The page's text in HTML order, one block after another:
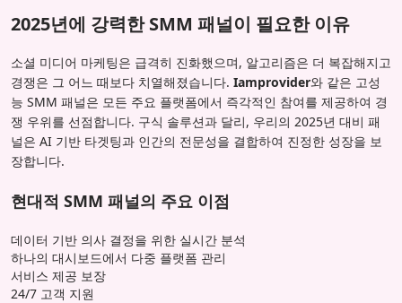
2025년에 강력한 SMM 패널이 필요한 이유
소셜 미디어 마케팅은 급격히 진화했으며, 알고리즘은 더 복잡해지고
경쟁은 그 어느 때보다 치열해졌습니다. Iamprovider와 같은 고성
능 SMM 패널은 모든 주요 플랫폼에서 즉각적인 참여를 제공하여 경
쟁 우위를 선점합니다. 구식 솔루션과 달리, 우리의 2025년 대비 패
널은 AI 기반 타겟팅과 인간의 전문성을 결합하여 진정한 성장을 보
장합니다.
현대적 SMM 패널의 주요 이점
데이터 기반 의사 결정을 위한 실시간 분석
하나의 대시보드에서 다중 플랫폼 관리
서비스 제공 보장
24/7 고객 지원